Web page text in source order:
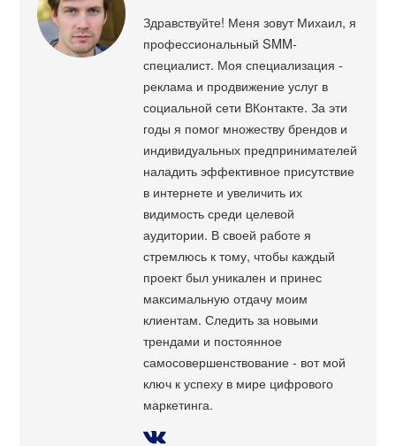
Здравствуйте! Меня зовут Михаил, я
профессиональный SMM-
специалист. Моя специализация -
реклама и продвижение услуг в
социальной сети ВКонтакте. За эти
годы я помог множеству брендов и
индивидуальных предпринимателей
наладить эффективное присутствие
в интернете и увеличить их
видимость среди целевой
аудитории. В своей работе я
стремлюсь к тому, чтобы каждый
проект был уникален и принес
максимальную отдачу моим
клиентам. Следить за новыми
трендами и постоянное
самосовершенствование - вот мой
ключ к успеху в мире цифрового
маркетинга.